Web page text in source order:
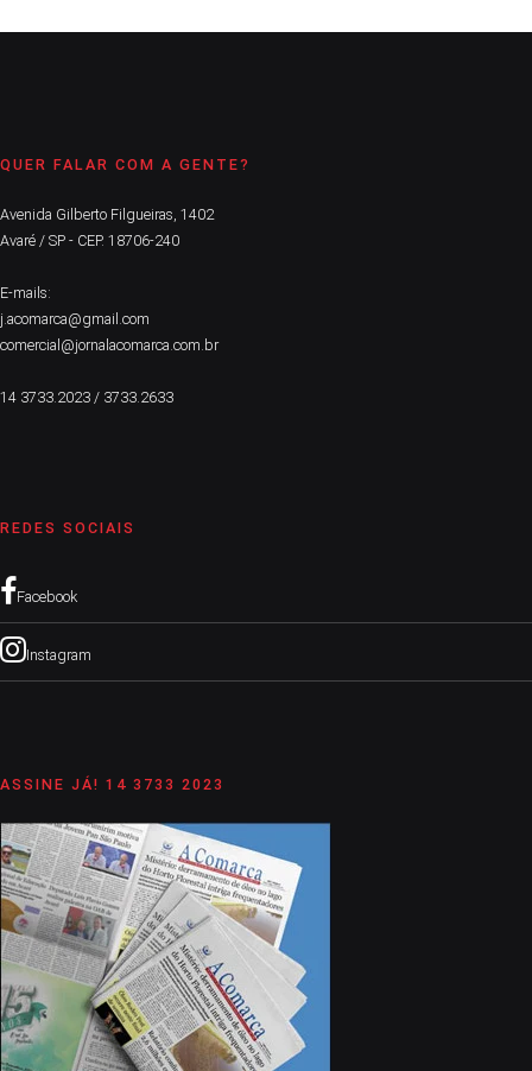
QUER FALAR COM A GENTE?
Avenida Gilberto Filgueiras, 1402
Avaré / SP - CEP. 18706-240
E-mails:
j.acomarca@gmail.com
comercial@jornalacomarca.com.br
14 3733.2023 / 3733.2633
REDES SOCIAIS
Facebook
Instagram
ASSINE JÁ! 14 3733 2023